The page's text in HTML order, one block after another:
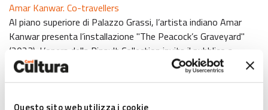
Amar Kanwar. Co-travellers
Al piano superiore di Palazzo Grassi, l’artista indiano Amar
Kanwar presenta l’installazione "The Peacock’s Graveyard"
(2023). L’opera della Pinault Collection invita il pubblico a
riflettere sull’impermanenza e sul ciclo della vita, invitando a
meditare sulle credenze non convenzionali. Il percorso include